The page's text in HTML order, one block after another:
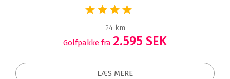
24 km
Golfpakke fra 2.595 SEK
LÆS MERE